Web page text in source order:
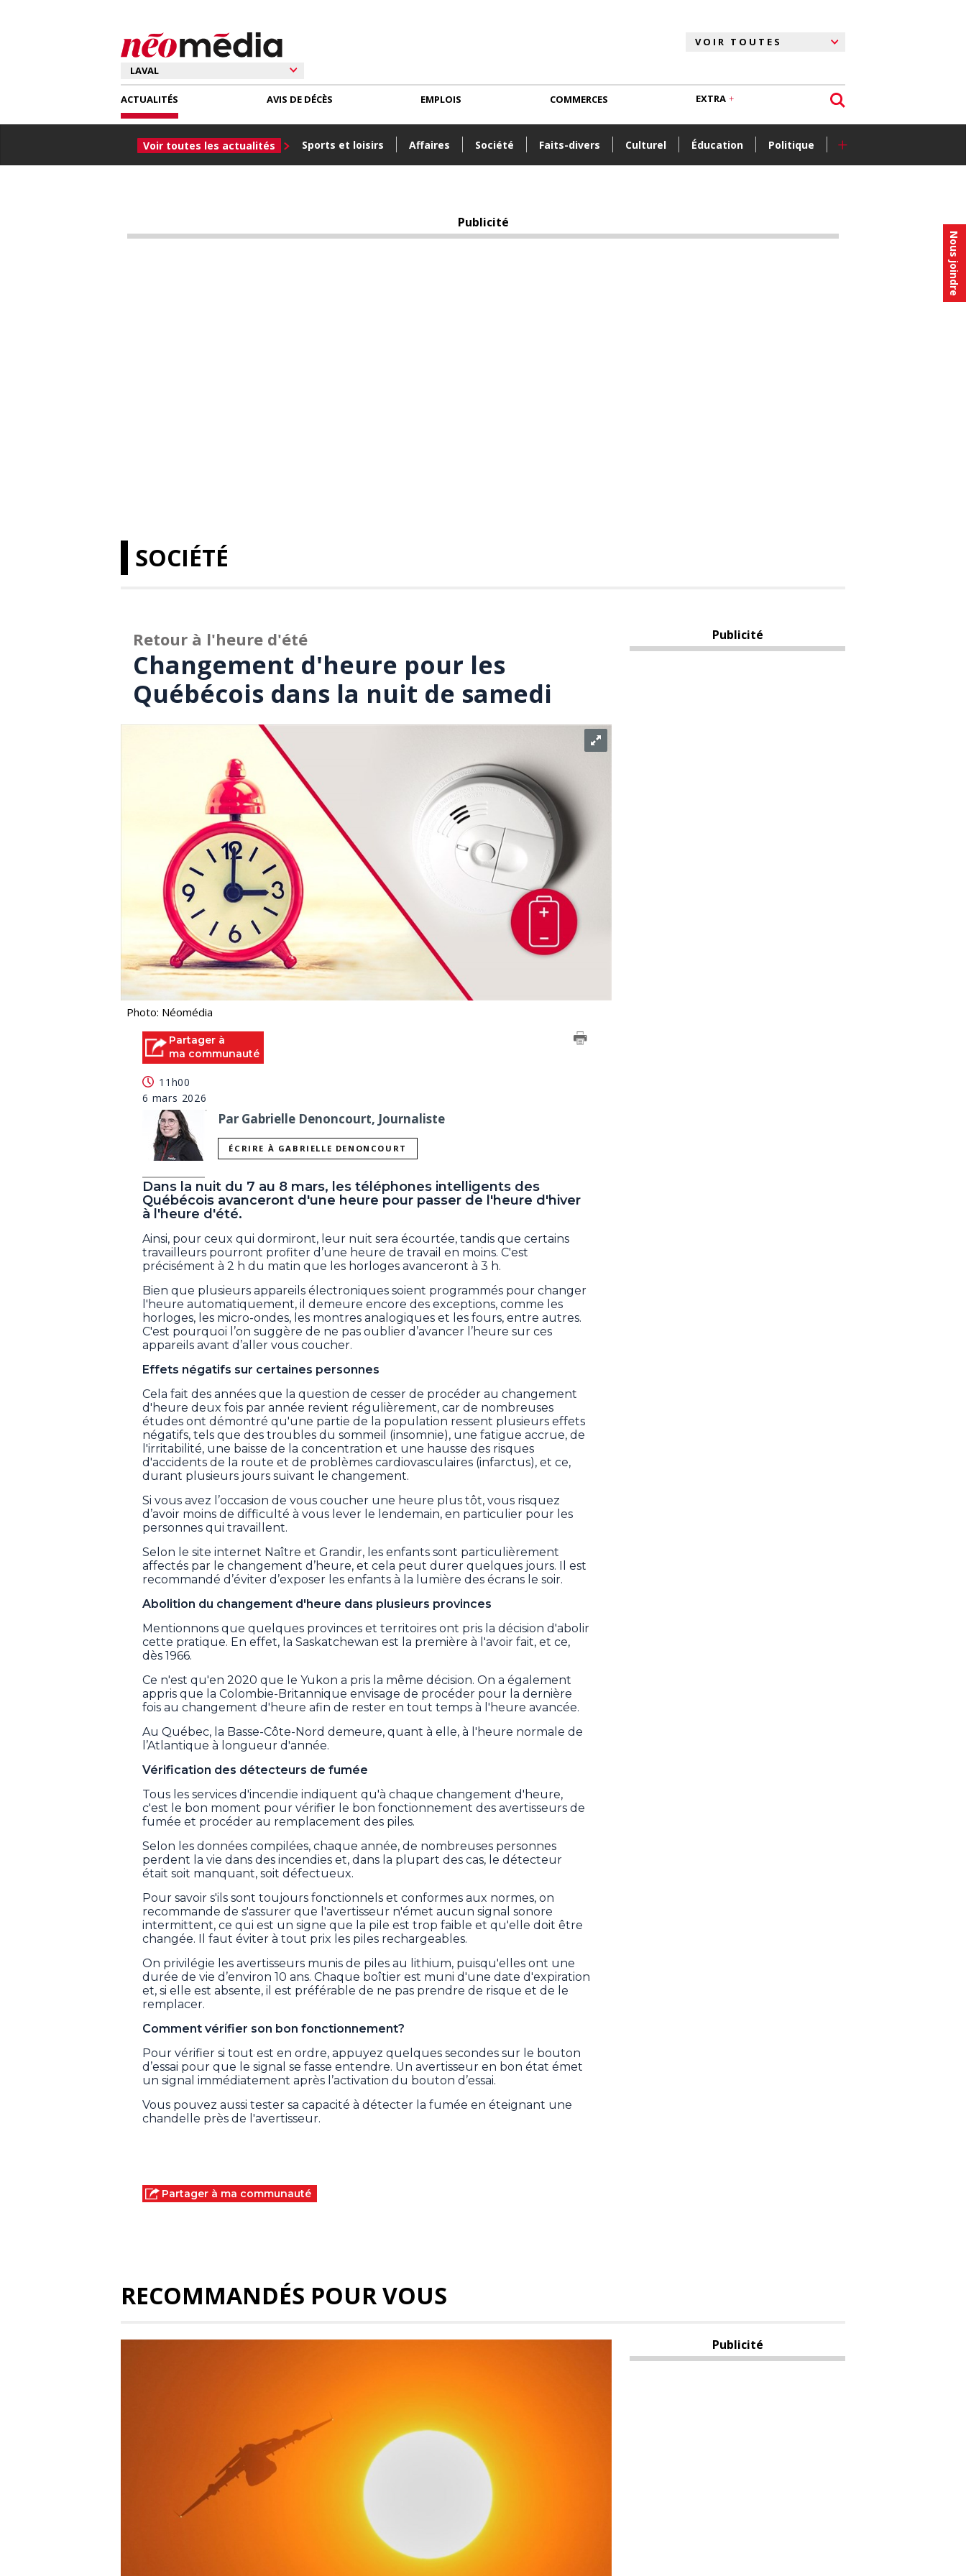
Nous joindre
ACTUALITÉS
Voir toutes les actualités Sports et loisirs Affaires Société Faits-divers Culturel Éducation Politique +
AVIS DE DÉCÈS EMPLOIS COMMERCES EXTRA
Publicité
SOCIÉTÉ
Retour à l'heure d'été
Changement d'heure pour les
Québécois dans la nuit de samedi
Photo: Néomédia
Partager à
ma communauté
11h00
6 mars 2026
Par Gabrielle Denoncourt, Journaliste
ÉCRIRE À GABRIELLE DENONCOURT
Dans la nuit du 7 au 8 mars, les téléphones intelligents des
Québécois avanceront d'une heure pour passer de l'heure d'hiver
à l'heure d'été.
Ainsi, pour ceux qui dormiront, leur nuit sera écourtée, tandis que certains
travailleurs pourront profiter d’une heure de travail en moins. C'est
précisément à 2 h du matin que les horloges avanceront à 3 h.
Bien que plusieurs appareils électroniques soient programmés pour changer
l'heure automatiquement, il demeure encore des exceptions, comme les
horloges, les micro-ondes, les montres analogiques et les fours, entre autres.
C'est pourquoi l’on suggère de ne pas oublier d’avancer l’heure sur ces
appareils avant d’aller vous coucher.
Effets négatifs sur certaines personnes
Cela fait des années que la question de cesser de procéder au changement
d'heure deux fois par année revient régulièrement, car de nombreuses
études ont démontré qu'une partie de la population ressent plusieurs effets
négatifs, tels que des troubles du sommeil (insomnie), une fatigue accrue, de
l'irritabilité, une baisse de la concentration et une hausse des risques
d'accidents de la route et de problèmes cardiovasculaires (infarctus), et ce,
durant plusieurs jours suivant le changement.
Si vous avez l’occasion de vous coucher une heure plus tôt, vous risquez
d’avoir moins de difficulté à vous lever le lendemain, en particulier pour les
personnes qui travaillent.
Selon le site internet Naître et Grandir, les enfants sont particulièrement
affectés par le changement d’heure, et cela peut durer quelques jours. Il est
recommandé d’éviter d’exposer les enfants à la lumière des écrans le soir.
Abolition du changement d'heure dans plusieurs provinces
Mentionnons que quelques provinces et territoires ont pris la décision d'abolir
cette pratique. En effet, la Saskatchewan est la première à l'avoir fait, et ce,
dès 1966.
Ce n'est qu'en 2020 que le Yukon a pris la même décision. On a également
appris que la Colombie-Britannique envisage de procéder pour la dernière
fois au changement d'heure afin de rester en tout temps à l'heure avancée.
Au Québec, la Basse-Côte-Nord demeure, quant à elle, à l'heure normale de
l’Atlantique à longueur d'année.
Vérification des détecteurs de fumée
Tous les services d'incendie indiquent qu'à chaque changement d'heure,
c'est le bon moment pour vérifier le bon fonctionnement des avertisseurs de
fumée et procéder au remplacement des piles.
Selon les données compilées, chaque année, de nombreuses personnes
perdent la vie dans des incendies et, dans la plupart des cas, le détecteur
était soit manquant, soit défectueux.
Pour savoir s'ils sont toujours fonctionnels et conformes aux normes, on
recommande de s'assurer que l'avertisseur n'émet aucun signal sonore
intermittent, ce qui est un signe que la pile est trop faible et qu'elle doit être
changée. Il faut éviter à tout prix les piles rechargeables.
On privilégie les avertisseurs munis de piles au lithium, puisqu'elles ont une
durée de vie d’environ 10 ans. Chaque boîtier est muni d'une date d'expiration
et, si elle est absente, il est préférable de ne pas prendre de risque et de le
remplacer.
Comment vérifier son bon fonctionnement?
Pour vérifier si tout est en ordre, appuyez quelques secondes sur le bouton
d’essai pour que le signal se fasse entendre. Un avertisseur en bon état émet
un signal immédiatement après l’activation du bouton d’essai.
Vous pouvez aussi tester sa capacité à détecter la fumée en éteignant une
chandelle près de l'avertisseur.
Partager à ma communauté
Publicité
RECOMMANDÉS POUR VOUS
Publicité